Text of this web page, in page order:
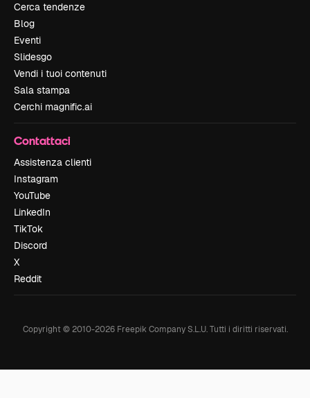
Cerca tendenze
Blog
Eventi
Slidesgo
Vendi i tuoi contenuti
Sala stampa
Cerchi magnific.ai
Contattaci
Assistenza clienti
Instagram
YouTube
LinkedIn
TikTok
Discord
X
Reddit
Copyright © 2010-2026Freepik Company S.L.U. Tutti i diritti riservati.